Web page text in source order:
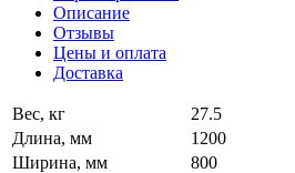
Описание
Отзывы
Цены и оплата
Доставка
Вес, кг
27.5
Длина, мм
1200
Ширина, мм
800